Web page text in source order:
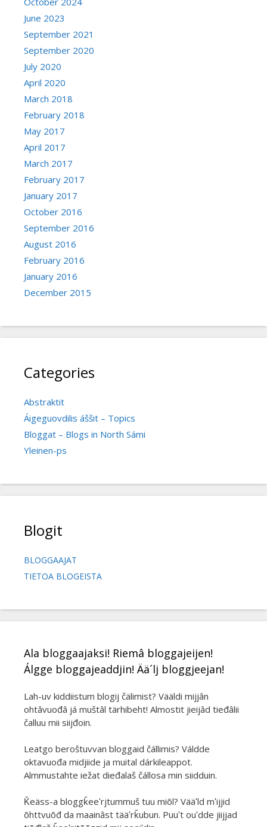
June 2023
September 2021
September 2020
July 2020
April 2020
March 2018
February 2018
May 2017
April 2017
March 2017
February 2017
January 2017
October 2016
September 2016
August 2016
February 2016
January 2016
December 2015
Categories
Abstraktit
Áigeguovdilis áššit – Topics
Bloggat – Blogs in North Sámi
Yleinen-ps
Blogit
BLOGGAAJAT
TIETOA BLOGEISTA
Ala bloggaajaksi! Riemâ bloggajeijen!
Álgge bloggajeaddjin! Ää´lj bloggjeejan!
Lah-uv kiddiistum blogij čälimist? Vääldi mijjân
ohtâvuođâ já muštâl tärhibeht! Almostit jieijâd tieđâlii
čalluu mii siijđoin.
Leatgo beroštuvvan bloggaid čállimis? Váldde
oktavuođa midjiide ja muital dárkileappot.
Almmustahte iežat dieđalaš čállosa min siidduin.
Ǩeäss-a bloggǩeeʹrjtummuš tuu miõl? Vääʹld mʹijjid
õhttvuõđ da maainâst tääʹrǩubun. Puuʹt ouʹdde jiijjad